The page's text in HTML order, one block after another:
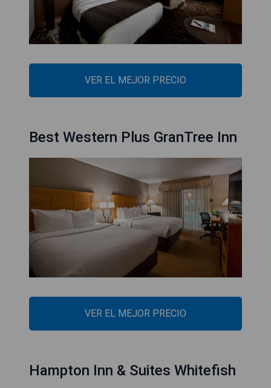
VER EL MEJOR PRECIO
Best Western Plus GranTree Inn
VER EL MEJOR PRECIO
Hampton Inn & Suites Whitefish